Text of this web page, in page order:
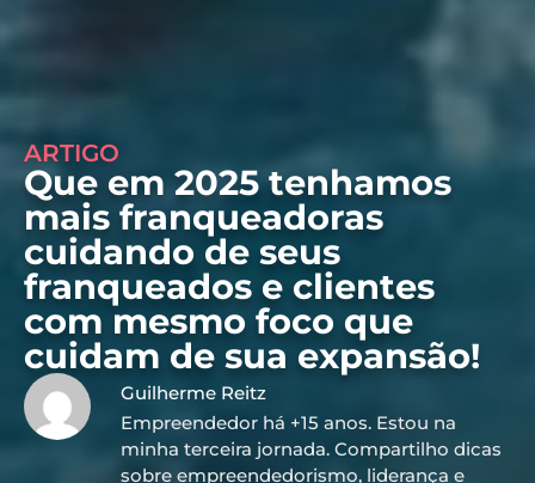
ARTIGO
Que em 2025 tenhamos
mais franqueadoras
cuidando de seus
franqueados e clientes
com mesmo foco que
cuidam de sua expansão!
Guilherme Reitz
Empreendedor há +15 anos. Estou na
minha terceira jornada. Compartilho dicas
sobre empreendedorismo, liderança e